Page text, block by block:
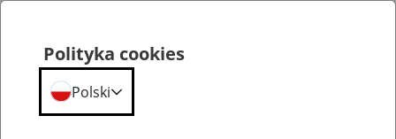
Polityka cookies
Polski